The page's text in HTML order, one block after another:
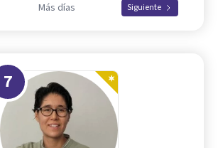
Más días Siguiente
7